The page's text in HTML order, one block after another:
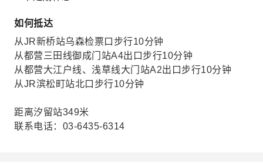
如何抵达
从JR新桥站乌森检票口步行10分钟
从都营三田线御成门站A4出口步行10分钟
从都营大江户线、浅草线大门站A2出口步行10分钟
从JR滨松町站北口步行10分钟
距离汐留站349米
联系电话：03-6435-6314